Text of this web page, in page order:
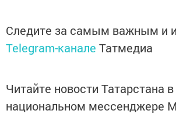
Следите за самым важным и
Telegram-канале Татмедиа
Читайте новости Татарстана в
национальном мессенджере